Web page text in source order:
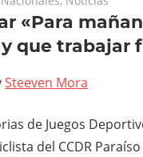
«Para
que trabajar
Steeven Mora
de Juegos
del CCDR